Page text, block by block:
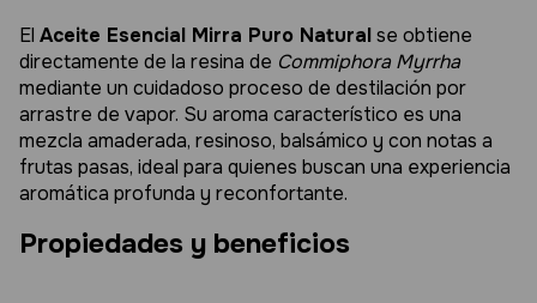
El Aceite Esencial Mirra Puro Naturalse obtiene
directamente de la resina de Commiphora Myrrha
mediante un cuidadoso proceso de destilación por
arrastre de vapor. Su aroma característico es una
mezcla amaderada, resinoso, balsámico y con notas a
frutas pasas, ideal para quienes buscan una experiencia
aromática profunda y reconfortante.
Propiedades y beneficios